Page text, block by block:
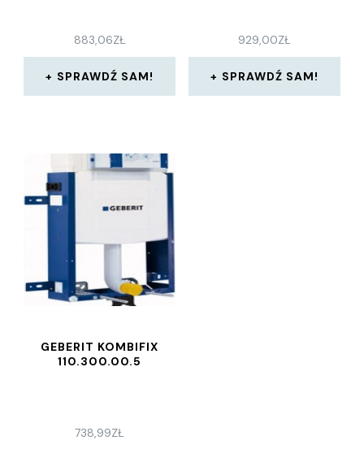
883,06ZŁ
SPRAWDŹ SAM!
929,00ZŁ
SPRAWDŹ SAM!
GEBERIT KOMBIFIX
110.300.00.5
738,99ZŁ